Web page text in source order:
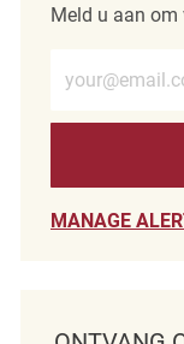
Meld u aan
MANAGE